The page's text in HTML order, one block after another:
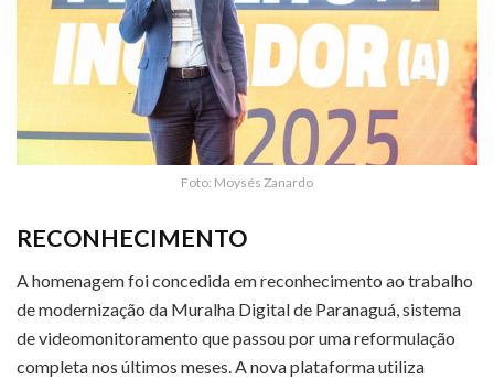
Foto: Moysés Zanardo
RECONHECIMENTO
A homenagem foi concedida em reconhecimento ao trabalho
de modernização da Muralha Digital de Paranaguá, sistema
de videomonitoramento que passou por uma reformulação
completa nos últimos meses. A nova plataforma utiliza